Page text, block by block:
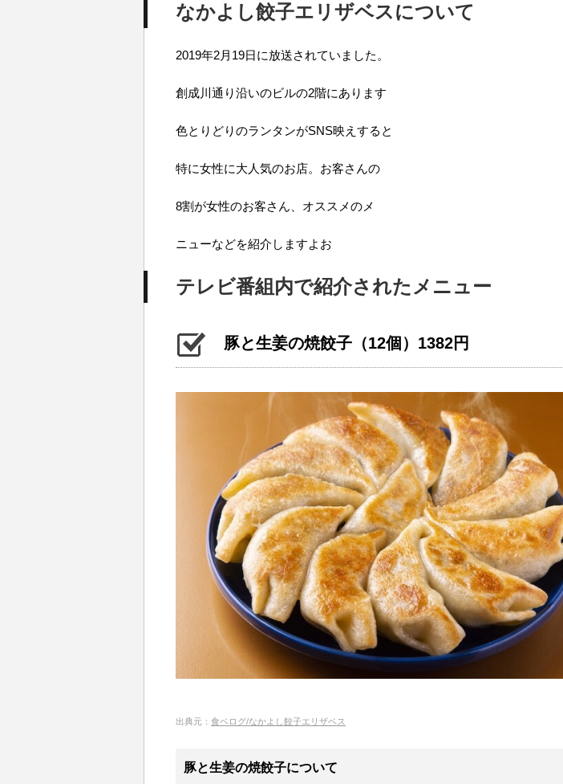
なかよし餃子エリザベスについて
2019年2月19日に放送されていました。
創成川通り沿いのビルの2階にあります
色とりどりのランタンがSNS映えすると
特に女性に大人気のお店。お客さんの
8割が女性のお客さん、オススメのメ
ニューなどを紹介しますよお
テレビ番組内で紹介されたメニュー
豚と生姜の焼餃子（12個）1382円
出典元： 食ベログ/なかよし餃子エリザベス
豚と生姜の焼餃子について